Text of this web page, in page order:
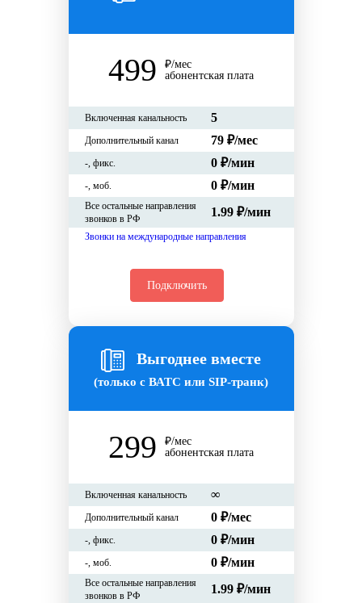
499
₽/мес
абонентская плата
Включенная канальность 5
Дополнительный канал 79 ₽/мес
-, фикс. 0₽/мин
-, моб. 0₽/мин
Все остальные направления
звонков в РФ
1.99 ₽/мин
Звонки на международные направления
Подключить
Выгоднее вместе
(только с ВАТС или SIP-транк)
299
₽/мес
абонентская плата
Включенная канальность ∞
Дополнительный канал 0 ₽/мес
-, фикс. 0₽/мин
-, моб. 0₽/мин
Все остальные направления
звонков в РФ
1.99 ₽/мин